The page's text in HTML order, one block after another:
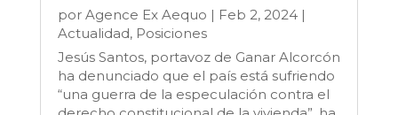
por Agence Ex Aequo | Feb 2, 2024|
Actualidad, Posiciones
Jesús Santos, portavoz de Ganar Alcorcón
ha denunciado que el país está sufriendo
“una guerra de la especulación contra el